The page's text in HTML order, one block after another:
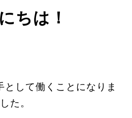
ちは！
として働くことになりま
した。